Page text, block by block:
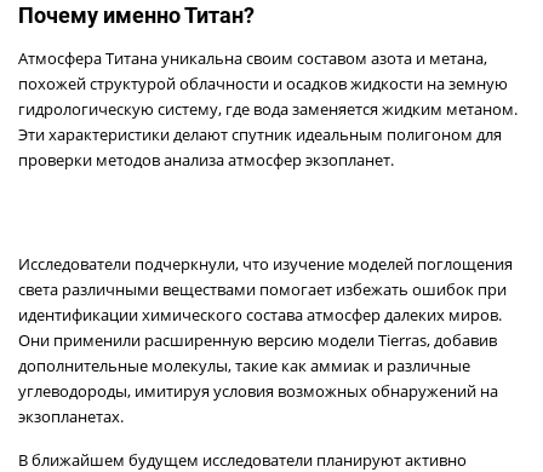
Почему именно Титан?
Атмосфера Титана уникальна своим составом азота и метана,
похожей структурой облачности и осадков жидкости на земную
гидрологическую систему, где вода заменяется жидким метаном.
Эти характеристики делают спутник идеальным полигоном для
проверки методов анализа атмосфер экзопланет.
Исследователи подчеркнули, что изучение моделей поглощения
света различными веществами помогает избежать ошибок при
идентификации химического состава атмосфер далеких миров.
Они применили расширенную версию модели Tierras, добавив
дополнительные молекулы, такие как аммиак и различные
углеводороды, имитируя условия возможных обнаружений на
экзопланетах.
В ближайшем будущем исследователи планируют активно